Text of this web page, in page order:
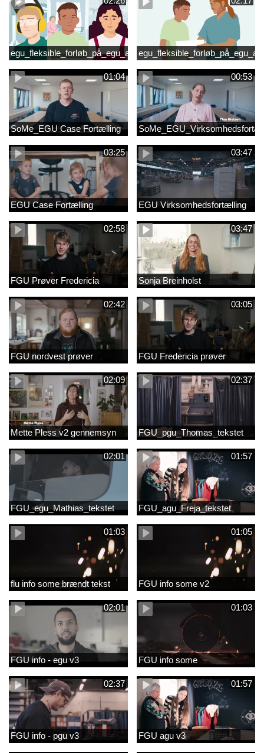
egu_fleksible_forløb_på_egu_animationsfilm_2
01:04
SoMe_EGU Case Fortælling
00:53
03:25
EGU Case Fortælling
03:47
EGU Virksomhedsfortælling
02:58
FGU Prøver Fredericia
03:47
Sonja Breinholst
02:42
FGU nordvest prøver
03:05
FGU Fredericia prøver
02:09
Mette Pless v2 gennemsyn
02:37
FGU_pgu_Thomas_tekstet
02:01
FGU_egu_Mathias_tekstet
01:57
FGU_agu_Freja_tekstet
01:03
flu info some brændt tekst
01:05
FGU info some v2
02:01
FGU info - egu v3
01:03
FGU info some
02:37
FGU info - pgu v3
01:57
FGU agu v3